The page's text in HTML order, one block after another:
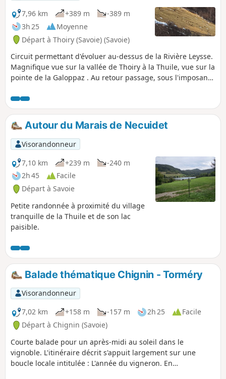
7,96 km
+389 m
-389 m
3h 25
Moyenne
Départ à Thoiry (Savoie) (Savoie)
Circuit permettant d'évoluer au-dessus de la Rivière Leysse.
Magnifique vue sur la vallée de Thoiry à la Thuile, vue sur la
pointe de la Galoppaz . Au retour passage, sous l'imposant
Autour du Marais de Necuidet
Visorandonneur
7,10 km
+239 m
-240 m
2h 45
Facile
Départ à Savoie
Petite randonnée à proximité du village
tranquille de la Thuile et de son lac
paisible.
Balade thématique Chignin - Torméry
Visorandonneur
7,02 km
+158 m -157 m 2h 25
Facile
Départ à Chignin (Savoie)
Courte balade pour un après-midi au soleil dans le
vignoble. L'itinéraire décrit s'appuit largement sur une
boucle locale intitulée : L'année du vigneron. En